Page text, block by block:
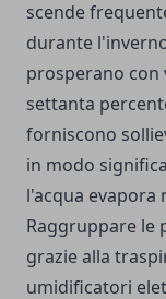
scende
durante
prosperano con
settanta
forniscono
in modo
l'acqua evapora
Raggruppare le
grazie alla
umidificatori